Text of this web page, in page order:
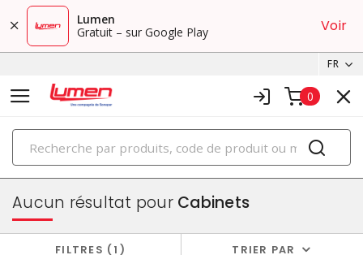
Lumen
Gratuit – sur Google Play
Voir
FR
0
PRODUITS
boîtiers et cabinets
Aucun résultat pourCabinets
FILTRES 1 TRIER PAR